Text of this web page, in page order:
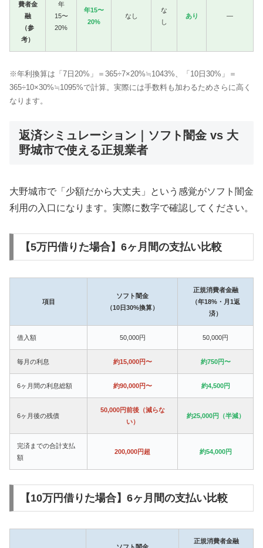
費者金
融
（参
考）
年
15〜
20%
年15〜
20%
なし
な
し
あり —
※年利換算は「7日20%」＝365÷7×20%≒1043%、「10日30%」＝
365÷10×30%≒1095%で計算。実際には手数料も加わるためさらに高く
なります。
返済シミュレーション｜ソフト闇金 vs 大
野城市で使える正規業者
大野城市で「少額だから大丈夫」という感覚がソフト闇金
利用の入口になります。実際に数字で確認してください。
【5万円借りた場合】6ヶ月間の支払い比較
項目
ソフト闇金
（10日30%換算）
正規消費者金融
（年18%・月1返
済）
借入額 50,000円 50,000円
毎月の利息 約15,000円〜 約750円〜
6ヶ月間の利息総額 約90,000円〜 約4,500円
6ヶ月後の残債
50,000円前後（減らな
い）
約25,000円（半減）
完済までの合計支払
額
200,000円超 約54,000円
【10万円借りた場合】6ヶ月間の支払い比較
正規消費者金融